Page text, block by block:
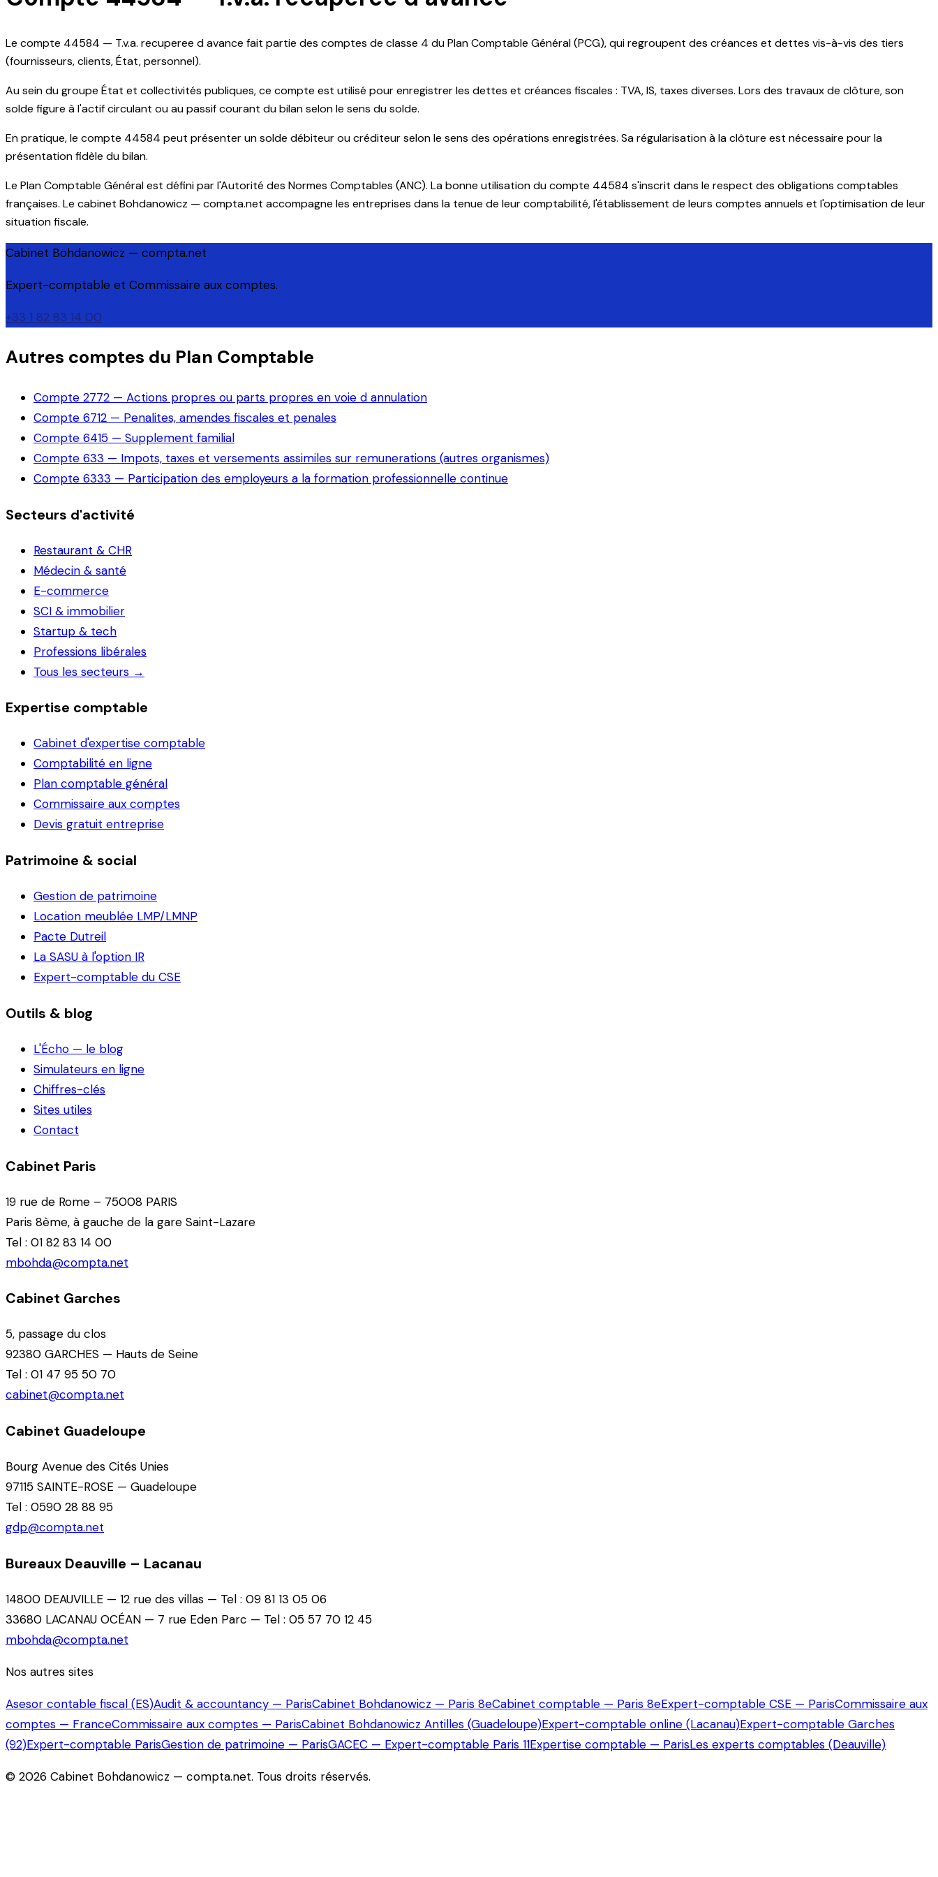
Le compte 44584 — T.v.a. recuperee d avance fait partie des comptes de classe 4 du Plan Comptable Général (PCG), qui regroupent des créances et dettes vis-à-vis des tiers
(fournisseurs, clients, État, personnel).
Au sein du groupe État et collectivités publiques, ce compte est utilisé pour enregistrer les dettes et créances fiscales : TVA, IS, taxes diverses. Lors des travaux de clôture, son
solde figure à l'actif circulant ou au passif courant du bilan selon le sens du solde.
En pratique, le compte 44584 peut présenter un solde débiteur ou créditeur selon le sens des opérations enregistrées. Sa régularisation à la clôture est nécessaire pour la
présentation fidèle du bilan.
Le Plan Comptable Général est défini par l'Autorité des Normes Comptables (ANC). La bonne utilisation du compte 44584 s'inscrit dans le respect des obligations comptables
françaises. Le cabinet Bohdanowicz — compta.net accompagne les entreprises dans la tenue de leur comptabilité, l'établissement de leurs comptes annuels et l'optimisation de leur
situation fiscale.
Cabinet Bohdanowicz — compta.net
Expert-comptable et Commissaire aux comptes.
+33 1 82 83 14 00
Autres comptes du Plan Comptable
Compte 2772 — Actions propres ou parts propres en voie d annulation
Compte 6712 — Penalites, amendes fiscales et penales
Compte 6415 — Supplement familial
Compte 633 — Impots, taxes et versements assimiles sur remunerations (autres organismes)
Compte 6333 — Participation des employeurs a la formation professionnelle continue
Secteurs d'activité
Restaurant & CHR
Médecin & santé
E-commerce
SCI & immobilier
Startup & tech
Professions libérales
Tous les secteurs →
Expertise comptable
Cabinet d'expertise comptable
Comptabilité en ligne
Plan comptable général
Commissaire aux comptes
Devis gratuit entreprise
Patrimoine & social
Gestion de patrimoine
Location meublée LMP/LMNP
Pacte Dutreil
La SASU à l'option IR
Expert-comptable du CSE
Outils & blog
L'Écho — le blog
Simulateurs en ligne
Chiffres-clés
Sites utiles
Contact
Cabinet Paris
19 rue de Rome – 75008 PARIS
Paris 8ème, à gauche de la gare Saint-Lazare
Tel : 01 82 83 14 00
mbohda@compta.net
Cabinet Garches
5, passage du clos
92380 GARCHES — Hauts de Seine
Tel : 01 47 95 50 70
cabinet@compta.net
Cabinet Guadeloupe
Bourg Avenue des Cités Unies
97115 SAINTE-ROSE — Guadeloupe
Tel : 0590 28 88 95
gdp@compta.net
Bureaux Deauville – Lacanau
14800 DEAUVILLE — 12 rue des villas — Tel : 09 81 13 05 06
33680 LACANAU OCÉAN — 7 rue Eden Parc — Tel : 05 57 70 12 45
mbohda@compta.net
Nos autres sites
Asesor contable fiscal (ES)Audit & accountancy — ParisCabinet Bohdanowicz — Paris 8eCabinet comptable — Paris 8eExpert-comptable CSE — ParisCommissaire aux
comptes — FranceCommissaire aux comptes — ParisCabinet Bohdanowicz Antilles (Guadeloupe)Expert-comptable online (Lacanau)Expert-comptable Garches
(92)Expert-comptable ParisGestion de patrimoine — ParisGACEC — Expert-comptable Paris 11Expertise comptable — ParisLes experts comptables (Deauville)
© 2026 Cabinet Bohdanowicz — compta.net. Tous droits réservés.